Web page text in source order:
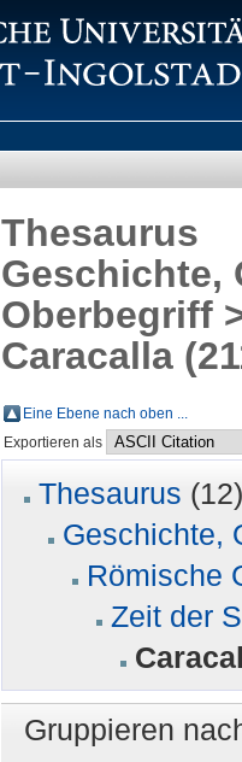
Thesaurus
Geschichte,
Oberbegriff
Caracalla
Eine Ebene nach oben ...
Exportieren als
Thesaurus (12)
Geschichte,
Römische
Zeit der
Gruppieren